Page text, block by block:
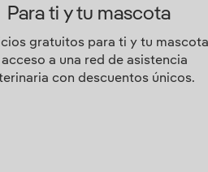
Para ti y tu mascota
gratuitos para ti y tu mascota
a una red de asistencia
con descuentos únicos.